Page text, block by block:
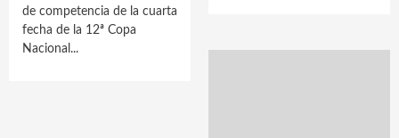
de competencia de la cuarta
fecha de la 12ª Copa
Nacional...